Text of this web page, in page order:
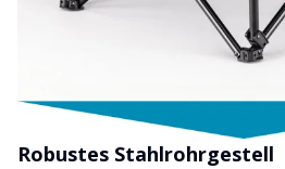
Robustes Stahlrohrgestell